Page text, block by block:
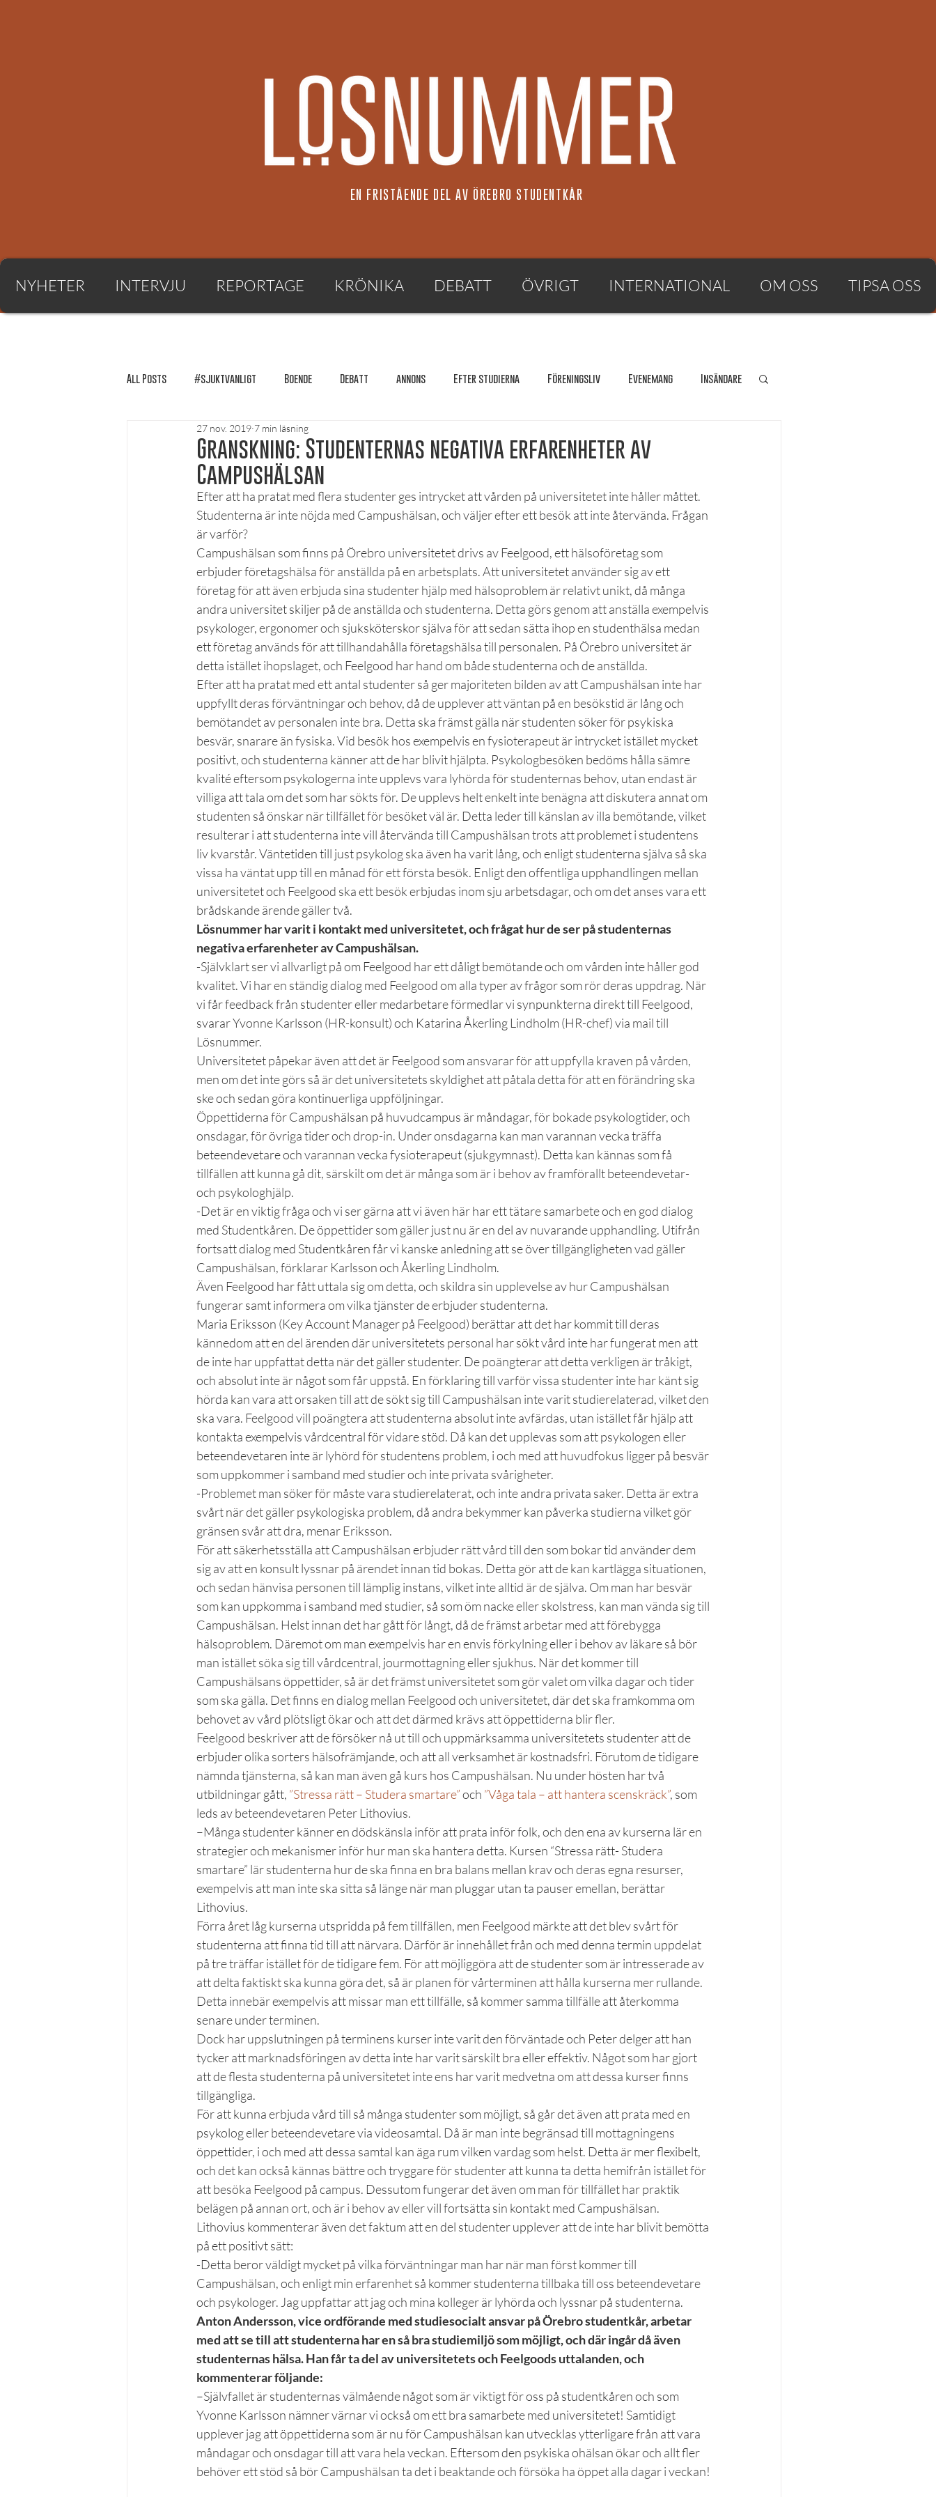
EN FRISTÅENDE DEL AV ÖREBRO STUDENTKÅR
NYHETER INTERVJU REPORTAGE KRÖNIKA DEBATT ÖVRIGT INTERNATIONAL OM OSS TIPSA OSS
All Posts #sjuktvanligt Boende Debatt annons Efter studierna Föreningsliv Evenemang Insändare
FUM-rapport Händer i Örebro
Lösnummer tipsar Lösnummer testar Maxa studierna Mat & hälsa Örebro studentkår Personporträtt
Reportage
Studentens bekännelse
Granskning: Studenternas negativa erfarenheter av
Campushälsan
27 nov. 2019 7 min läsning
Efter att ha pratat med flera studenter ges intrycket att vården på universitetet inte håller måttet.
Studenterna är inte nöjda med Campushälsan, och väljer efter ett besök att inte återvända. Frågan
är varför?
Campushälsan som finns på Örebro universitetet drivs av Feelgood, ett hälsoföretag som
erbjuder företagshälsa för anställda på en arbetsplats. Att universitetet använder sig av ett
företag för att även erbjuda sina studenter hjälp med hälsoproblem är relativt unikt, då många
andra universitet skiljer på de anställda och studenterna. Detta görs genom att anställa exempelvis
psykologer, ergonomer och sjuksköterskor själva för att sedan sätta ihop en studenthälsa medan
ett företag används för att tillhandahålla företagshälsa till personalen. På Örebro universitet är
detta istället ihopslaget, och Feelgood har hand om både studenterna och de anställda.
Efter att ha pratat med ett antal studenter så ger majoriteten bilden av att Campushälsan inte har
uppfyllt deras förväntningar och behov, då de upplever att väntan på en besökstid är lång och
bemötandet av personalen inte bra. Detta ska främst gälla när studenten söker för psykiska
besvär, snarare än fysiska. Vid besök hos exempelvis en fysioterapeut är intrycket istället mycket
positivt, och studenterna känner att de har blivit hjälpta. Psykologbesöken bedöms hålla sämre
kvalité eftersom psykologerna inte upplevs vara lyhörda för studenternas behov, utan endast är
villiga att tala om det som har sökts för. De upplevs helt enkelt inte benägna att diskutera annat om
studenten så önskar när tillfället för besöket väl är. Detta leder till känslan av illa bemötande, vilket
resulterar i att studenterna inte vill återvända till Campushälsan trots att problemet i studentens
liv kvarstår. Väntetiden till just psykolog ska även ha varit lång, och enligt studenterna själva så ska
vissa ha väntat upp till en månad för ett första besök. Enligt den offentliga upphandlingen mellan
universitetet och Feelgood ska ett besök erbjudas inom sju arbetsdagar, och om det anses vara ett
brådskande ärende gäller två.
Lösnummer har varit i kontakt med universitetet, och frågat hur de ser på studenternas
negativa erfarenheter av Campushälsan.
-Självklart ser vi allvarligt på om Feelgood har ett dåligt bemötande och om vården inte håller god
kvalitet. Vi har en ständig dialog med Feelgood om alla typer av frågor som rör deras uppdrag. När
vi får feedback från studenter eller medarbetare förmedlar vi synpunkterna direkt till Feelgood,
svarar Yvonne Karlsson (HR-konsult) och Katarina Åkerling Lindholm (HR-chef) via mail till
Lösnummer.
Universitetet påpekar även att det är Feelgood som ansvarar för att uppfylla kraven på vården,
men om det inte görs så är det universitetets skyldighet att påtala detta för att en förändring ska
ske och sedan göra kontinuerliga uppföljningar.
Öppettiderna för Campushälsan på huvudcampus är måndagar, för bokade psykologtider, och
onsdagar, för övriga tider och drop-in. Under onsdagarna kan man varannan vecka träffa
beteendevetare och varannan vecka fysioterapeut (sjukgymnast). Detta kan kännas som få
tillfällen att kunna gå dit, särskilt om det är många som är i behov av framförallt beteendevetar-
och psykologhjälp.
-Det är en viktig fråga och vi ser gärna att vi även här har ett tätare samarbete och en god dialog
med Studentkåren. De öppettider som gäller just nu är en del av nuvarande upphandling. Utifrån
fortsatt dialog med Studentkåren får vi kanske anledning att se över tillgängligheten vad gäller
Campushälsan, förklarar Karlsson och Åkerling Lindholm.
Även Feelgood har fått uttala sig om detta, och skildra sin upplevelse av hur Campushälsan
fungerar samt informera om vilka tjänster de erbjuder studenterna.
Maria Eriksson (Key Account Manager på Feelgood) berättar att det har kommit till deras
kännedom att en del ärenden där universitetets personal har sökt vård inte har fungerat men att
de inte har uppfattat detta när det gäller studenter. De poängterar att detta verkligen är tråkigt,
och absolut inte är något som får uppstå. En förklaring till varför vissa studenter inte har känt sig
hörda kan vara att orsaken till att de sökt sig till Campushälsan inte varit studierelaterad, vilket den
ska vara. Feelgood vill poängtera att studenterna absolut inte avfärdas, utan istället får hjälp att
kontakta exempelvis vårdcentral för vidare stöd. Då kan det upplevas som att psykologen eller
beteendevetaren inte är lyhörd för studentens problem, i och med att huvudfokus ligger på besvär
som uppkommer i samband med studier och inte privata svårigheter.
-Problemet man söker för måste vara studierelaterat, och inte andra privata saker. Detta är extra
svårt när det gäller psykologiska problem, då andra bekymmer kan påverka studierna vilket gör
gränsen svår att dra, menar Eriksson.
För att säkerhetsställa att Campushälsan erbjuder rätt vård till den som bokar tid använder dem
sig av att en konsult lyssnar på ärendet innan tid bokas. Detta gör att de kan kartlägga situationen,
och sedan hänvisa personen till lämplig instans, vilket inte alltid är de själva. Om man har besvär
som kan uppkomma i samband med studier, så som öm nacke eller skolstress, kan man vända sig till
Campushälsan. Helst innan det har gått för långt, då de främst arbetar med att förebygga
hälsoproblem. Däremot om man exempelvis har en envis förkylning eller i behov av läkare så bör
man istället söka sig till vårdcentral, jourmottagning eller sjukhus. När det kommer till
Campushälsans öppettider, så är det främst universitetet som gör valet om vilka dagar och tider
som ska gälla. Det finns en dialog mellan Feelgood och universitetet, där det ska framkomma om
behovet av vård plötsligt ökar och att det därmed krävs att öppettiderna blir fler.
Feelgood beskriver att de försöker nå ut till och uppmärksamma universitetets studenter att de
erbjuder olika sorters hälsofrämjande, och att all verksamhet är kostnadsfri. Förutom de tidigare
nämnda tjänsterna, så kan man även gå kurs hos Campushälsan. Nu under hösten har två
utbildningar gått, ”Stressa rätt – Studera smartare” och ”Våga tala – att hantera scenskräck”, som
leds av beteendevetaren Peter Lithovius.
–Många studenter känner en dödskänsla inför att prata inför folk, och den ena av kurserna lär en
strategier och mekanismer inför hur man ska hantera detta. Kursen “Stressa rätt- Studera
smartare” lär studenterna hur de ska finna en bra balans mellan krav och deras egna resurser,
exempelvis att man inte ska sitta så länge när man pluggar utan ta pauser emellan, berättar
Lithovius.
Förra året låg kurserna utspridda på fem tillfällen, men Feelgood märkte att det blev svårt för
studenterna att finna tid till att närvara. Därför är innehållet från och med denna termin uppdelat
på tre träffar istället för de tidigare fem. För att möjliggöra att de studenter som är intresserade av
att delta faktiskt ska kunna göra det, så är planen för vårterminen att hålla kurserna mer rullande.
Detta innebär exempelvis att missar man ett tillfälle, så kommer samma tillfälle att återkomma
senare under terminen.
Dock har uppslutningen på terminens kurser inte varit den förväntade och Peter delger att han
tycker att marknadsföringen av detta inte har varit särskilt bra eller effektiv. Något som har gjort
att de flesta studenterna på universitetet inte ens har varit medvetna om att dessa kurser finns
tillgängliga.
För att kunna erbjuda vård till så många studenter som möjligt, så går det även att prata med en
psykolog eller beteendevetare via videosamtal. Då är man inte begränsad till mottagningens
öppettider, i och med att dessa samtal kan äga rum vilken vardag som helst. Detta är mer flexibelt,
och det kan också kännas bättre och tryggare för studenter att kunna ta detta hemifrån istället för
att besöka Feelgood på campus. Dessutom fungerar det även om man för tillfället har praktik
belägen på annan ort, och är i behov av eller vill fortsätta sin kontakt med Campushälsan.
Lithovius kommenterar även det faktum att en del studenter upplever att de inte har blivit bemötta
på ett positivt sätt:
-Detta beror väldigt mycket på vilka förväntningar man har när man först kommer till
Campushälsan, och enligt min erfarenhet så kommer studenterna tillbaka till oss beteendevetare
och psykologer. Jag uppfattar att jag och mina kolleger är lyhörda och lyssnar på studenterna.
Anton Andersson, vice ordförande med studiesocialt ansvar på Örebro studentkår, arbetar
med att se till att studenterna har en så bra studiemiljö som möjligt, och där ingår då även
studenternas hälsa. Han får ta del av universitetets och Feelgoods uttalanden, och
kommenterar följande:
–Självfallet är studenternas välmående något som är viktigt för oss på studentkåren och som
Yvonne Karlsson nämner värnar vi också om ett bra samarbete med universitetet! Samtidigt
upplever jag att öppettiderna som är nu för Campushälsan kan utvecklas ytterligare från att vara
måndagar och onsdagar till att vara hela veckan. Eftersom den psykiska ohälsan ökar och allt fler
behöver ett stöd så bör Campushälsan ta det i beaktande och försöka ha öppet alla dagar i veckan!